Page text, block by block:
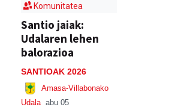
Komunitatea
Santio jaiak:
Udalaren lehen
balorazioa
SANTIOAK 2026
Amasa-Villabonako
Udala abu 05